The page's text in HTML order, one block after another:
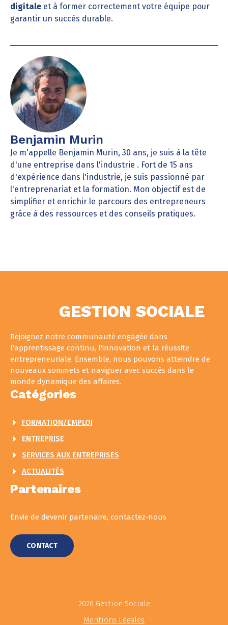
digitale et à former correctement votre équipe pour
garantir un succès durable.
Benjamin Murin
Je m'appelle Benjamin Murin, 30 ans, je suis à la tête
d'une entreprise dans l'industrie . Fort de 15 ans
d'expérience dans l'industrie, je suis passionné par
l'entreprenariat et la formation. Mon objectif est de
simplifier et enrichir le parcours des entrepreneurs
grâce à des ressources et des conseils pratiques.
GESTION SOCIALE
Rejoignez notre communauté engagée dans
l'apprentissage continu, l'innovation et la réussite
entrepreneuriale. Ensemble, nous pouvons atteindre de
nouveaux sommets et naviguer avec succès dans le
monde dynamique des affaires.
Catégories
FORMATION/EMPLOI
ENTREPRISE
SERVICES AUX ENTREPRISES
ACTUALITÉS
Partenaires
Envie de devenir partenaire, contactez-nous
CONTACT
2026 Gestion Sociale
Mentions Légales